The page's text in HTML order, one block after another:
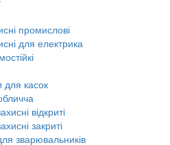
промислові
для електрика
для касок
відкриті
закриті
зварювальників